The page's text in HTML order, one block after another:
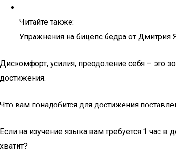
Читайте также:
Упражнения на бицепс бедра от Дмитрия
Дискомфорт, усилия, преодоление себя – это
достижения.
Что вам понадобится для достижения
Если на изучение языка вам требуется 1 час
хватит?